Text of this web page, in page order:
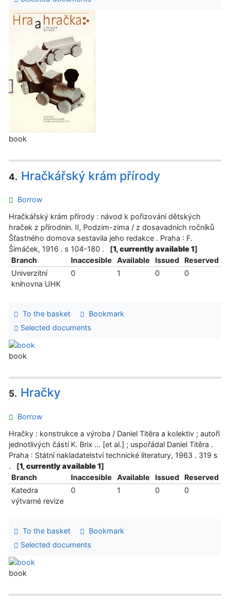
book
4. Hračkářský krám přírody
Borrow
Hračkářský krám přírody : návod k pořizování dětských
hraček z přírodnin. II, Podzim-zima / z dosavadních ročníků
Šťastného domova sestavila jeho redakce . Praha : F.
Šimáček, 1916 . s 104-180 .
[1, currently available 1]
Branch
Inaccesible Available Issued
Reserved
Univerzitní
knihovna UHK
0 1 0 0
To the basket
Bookmark
Selected documents
book
5. Hračky
Borrow
Hračky : konstrukce a výroba / Daniel Titěra a kolektiv ; autoři
jednotlivých částí K. Brix ... [et al.] ; uspořádal Daniel Titěra .
Praha : Státní nakladatelství technické literatury, 1963 . 319 s
.
[1, currently available 1]
Branch
Inaccesible Available Issued
Reserved
Katedra
výtvarné revize
0 1 0 0
To the basket
Bookmark
Selected documents
book